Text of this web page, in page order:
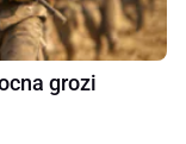
grozi